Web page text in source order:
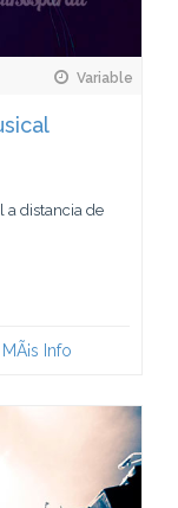
Variable
a distancia de
MÃ¡s Info